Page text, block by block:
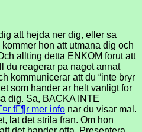
att hejda ner dig, eller sa
hon att utmana dig och
allting detta ENKOM forut att
du reagerar pa nagot annat
kommunicerar att du “inte bryr
som hander ar helt vanligt for
dig. Sa, BACKA INTE
fГ¶r mer info nar du visar mal.
lat det strila fran. Om hon